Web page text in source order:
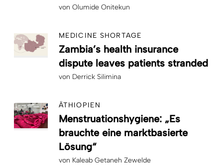
von Olumide Onitekun
MEDICINE SHORTAGE
Zambia’s health insurance
dispute leaves patients stranded
von Derrick Silimina
ÄTHIOPIEN
Menstruationshygiene: „Es
brauchte eine marktbasierte
Lösung“
von Kaleab Getaneh Zewelde